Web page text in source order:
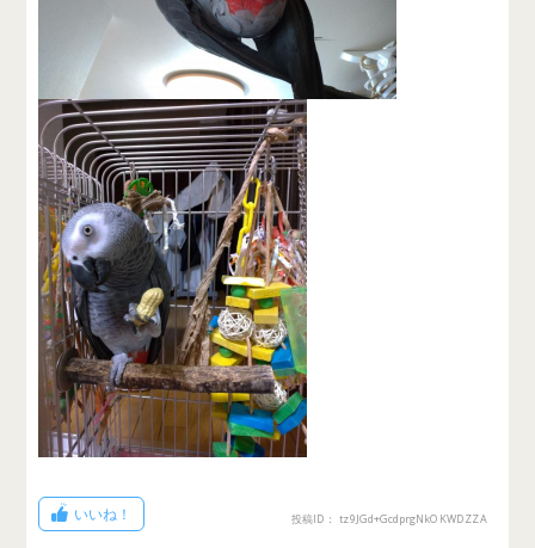
いいね！ 投稿ID： tz9JGd+GcdprgNkOKWDZZA